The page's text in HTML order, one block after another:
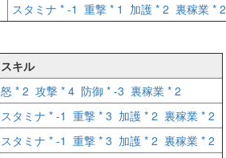
スタミナ * -1 重撃 * 1 加護 * 2 裏稼業 * 2
スキル
怒 * 2 攻撃 * 4 防御 * -3 裏稼業 * 2
スタミナ * -1 重撃 * 3 加護 * 2 裏稼業 * 2
スタミナ * -1 重撃 * 3 加護 * 2 裏稼業 * 2